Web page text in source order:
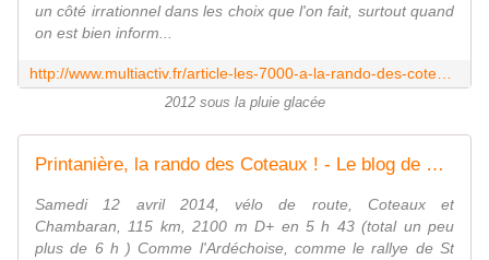
un côté irrationnel dans les choix que l'on fait, surtout quand
on est bien inform...
2012 sous la pluie glacée
Printanière, la rando des Coteaux ! - Le blog de Brigitte
Samedi 12 avril 2014, vélo de route, Coteaux et
Chambaran, 115 km, 2100 m D+ en 5 h 43 (total un peu
plus de 6 h ) Comme l'Ardéchoise, comme le rallye de St